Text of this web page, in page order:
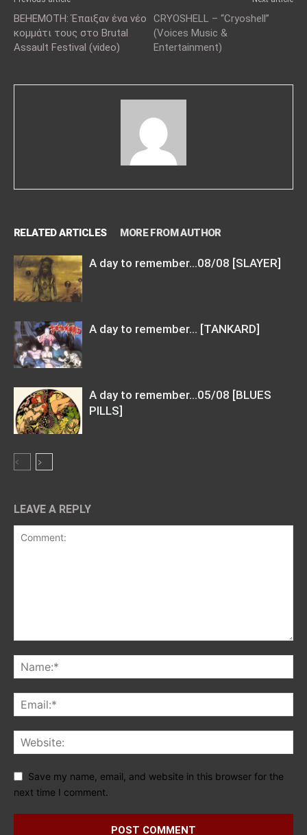
BEHEMOTH: Έπαιξαν ένα νέο
κομμάτι τους στο Brutal
Assault Festival (video)
CRYOSHELL – “Cryoshell”
(Voices Music &
Entertainment)
RELATED ARTICLES MORE FROM AUTHOR
A day to remember…08/08 [SLAYER]
A day to remember… [TANKARD]
A day to remember…05/08 [BLUES
PILLS]
LEAVE A REPLY
Save my name, email, and website in this browser for the
next time I comment.